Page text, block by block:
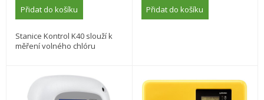
Přidat do košíku
Stanice Kontrol K40 slouží k
měření volného chlóru
Přidat do košíku